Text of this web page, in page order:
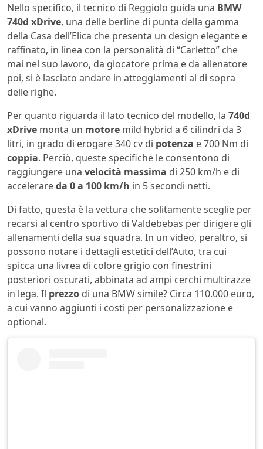
Nello specifico, il tecnico di Reggiolo guida una BMW
740d xDrive, una delle berline di punta della gamma
della Casa dell’Elica che presenta un design elegante e
raffinato, in linea con la personalità di “Carletto” che
mai nel suo lavoro, da giocatore prima e da allenatore
poi, si è lasciato andare in atteggiamenti al di sopra
delle righe.
Per quanto riguarda il lato tecnico del modello, la 740d
xDrive monta un motore mild hybrid a 6 cilindri da 3
litri, in grado di erogare 340 cv di potenza e 700 Nm di
coppia. Perciò, queste specifiche le consentono di
raggiungere una velocità massima di 250 km/h e di
accelerareda 0 a 100 km/h in 5 secondi netti.
Di fatto, questa è la vettura che solitamente sceglie per
recarsi al centro sportivo di Valdebebas per dirigere gli
allenamenti della sua squadra. In un video, peraltro, si
possono notare i dettagli estetici dell’Auto, tra cui
spicca una livrea di colore grigio con finestrini
posteriori oscurati, abbinata ad ampi cerchi multirazze
in lega. Il prezzo di una BMW simile? Circa 110.000 euro,
a cui vanno aggiunti i costi per personalizzazione e
optional.